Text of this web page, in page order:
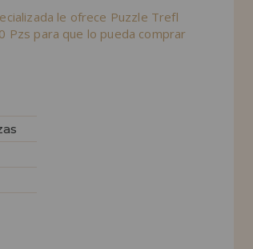
le ofrece Puzzle Trefl
Pzs para que lo pueda comprar